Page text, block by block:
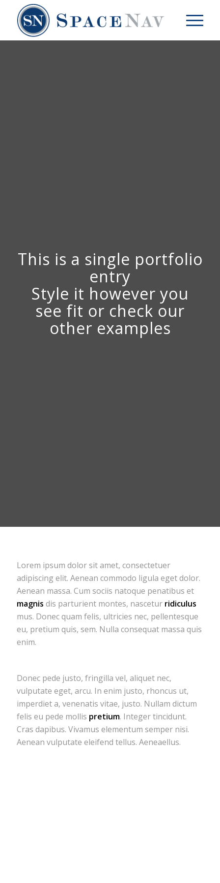
This is a single portfolio
entry
Style it however you
see fit or check our
other examples
Lorem ipsum dolor sit amet, consectetuer
adipiscing elit. Aenean commodo ligula eget dolor.
Aenean massa. Cum sociis natoque penatibus et
magnis dis parturient montes, nascetur ridiculus
mus. Donec quam felis, ultricies nec, pellentesque
eu, pretium quis, sem. Nulla consequat massa quis
enim.
Donec pede justo, fringilla vel, aliquet nec,
vulputate eget, arcu. In enim justo, rhoncus ut,
imperdiet a, venenatis vitae, justo. Nullam dictum
felis eu pede mollis pretium. Integer tincidunt.
Cras dapibus. Vivamus elementum semper nisi.
Aenean vulputate eleifend tellus. Aeneaellus.